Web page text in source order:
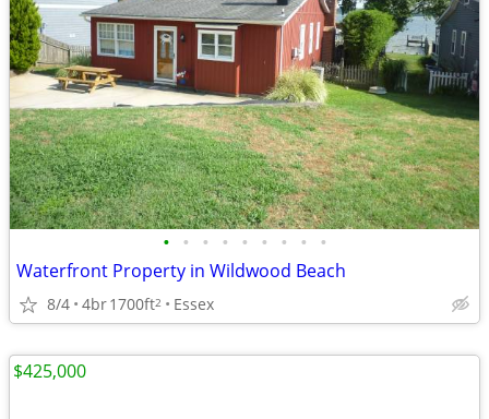
• • • • • • • • •
Waterfront Property in Wildwood Beach
8/4 4br1700ft2 Essex
$425,000